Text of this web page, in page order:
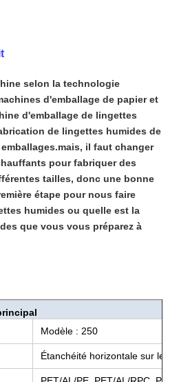
selon la technologie
d'emballage de papier et
d'emballage de lingettes
de lingettes humides de
il faut changer
pour fabriquer des
tailles, donc une bonne
étape pour nous faire
humides ou quelle est la
que vous vous préparez à
Modèle : 250
Étanchéité horizontale sur les